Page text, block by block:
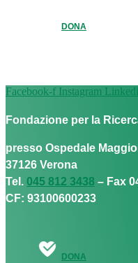
DONA
Facebook-f Instagram
Fondazione per la
presso Ospedale
37126 Verona
Tel. 045 812 3438 – Fax
CF: 93100600233
DONA